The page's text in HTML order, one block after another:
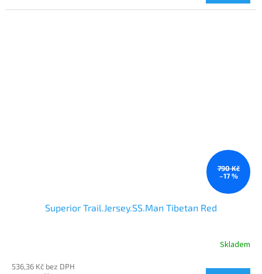
790 Kč
–17 %
Superior Trail.Jersey.SS.Man Tibetan Red
Skladem
536,36 Kč bez DPH